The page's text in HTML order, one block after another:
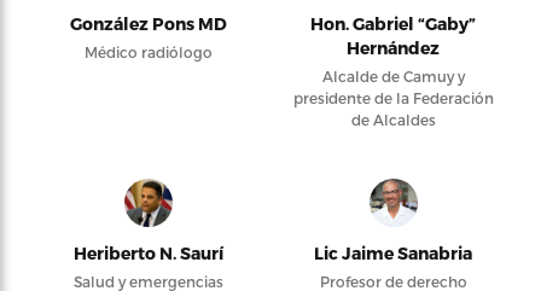
González Pons MD
Médico radiólogo
Hon. Gabriel “Gaby”
Hernández
Alcalde de Camuy y
presidente de la Federación
de Alcaldes
Heriberto N. Saurí
Salud y emergencias
Lic Jaime Sanabria
Profesor de derecho